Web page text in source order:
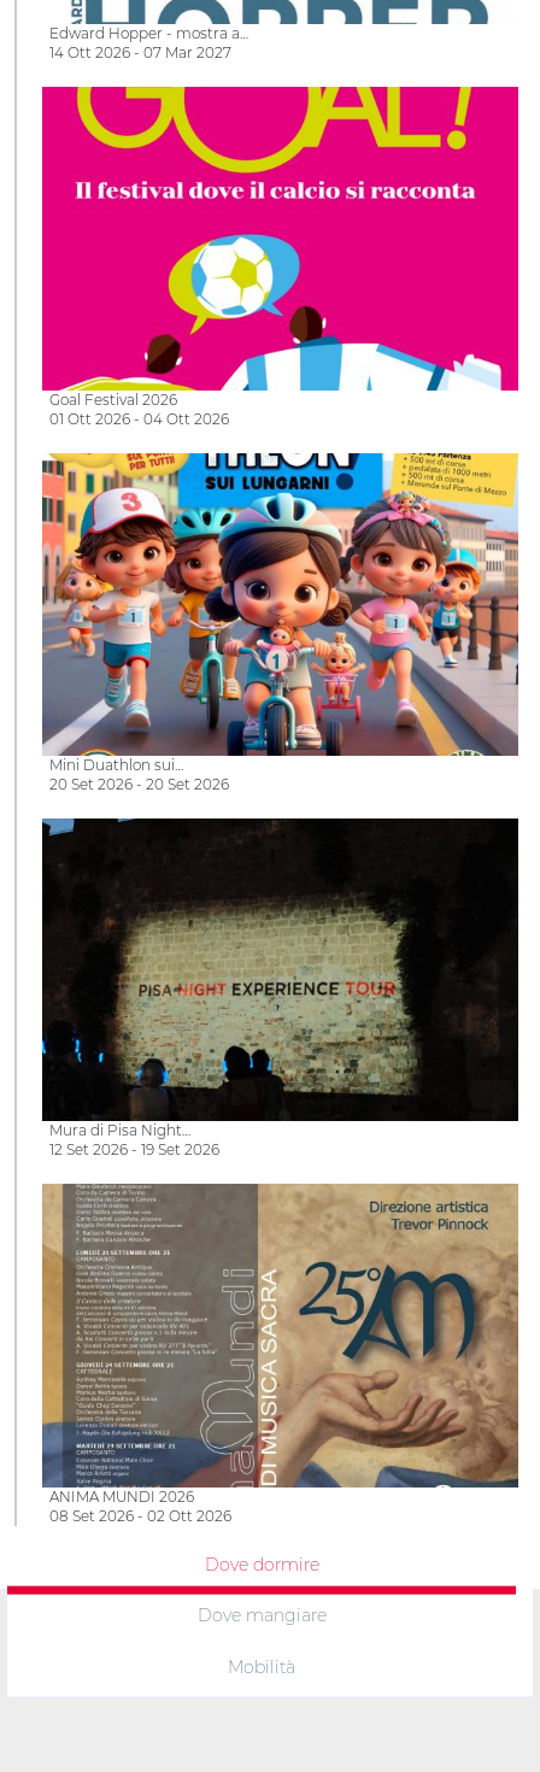
Edward Hopper - mostra a…
14 Ott 2026 - 07 Mar 2027
Goal Festival 2026
01 Ott 2026 - 04 Ott 2026
Mini Duathlon sui…
20 Set 2026 - 20 Set 2026
Mura di Pisa Night…
12 Set 2026 - 19 Set 2026
ANIMA MUNDI 2026
08 Set 2026 - 02 Ott 2026
Dove dormire
Dove mangiare
Mobilità